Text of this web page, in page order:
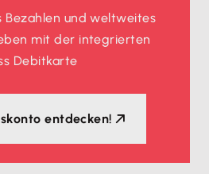
Bezahlen und weltweites
mit der integrierten
Debitkarte
entdecken!